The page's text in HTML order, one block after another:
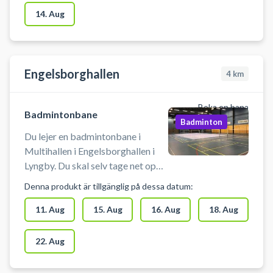
at se åbningstiderne på
www.gladsaxe.dk/idræt
14. Aug
Engelsborghallen 4 km
Boka en bana
Badmintonbane
Du lejer en badmintonbane i
Multihallen i Engelsborghallen i
Lyngby. Du skal selv tage net op
selv ketcher og bolde. Der er
mulighed for omklædning.
Badminton
Denna produkt är tillgänglig på dessa datum:
11. Aug 15. Aug 16. Aug 18. Aug
22. Aug